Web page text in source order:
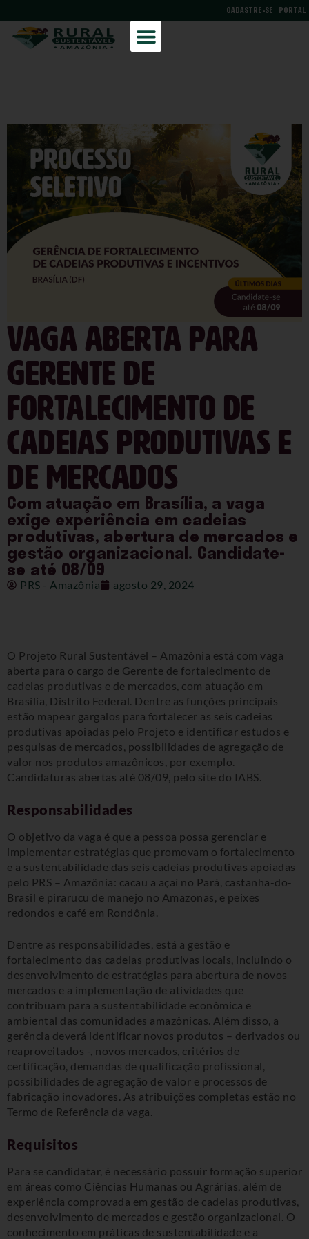
PORTAL
CADASTRE-SE
Vaga aberta para
Gerente de
fortalecimento de
cadeias produtivas e
de mercados
Com atuação em Brasília, a vaga
exige experiência em cadeias
produtivas, abertura de mercados e
gestão organizacional. Candidate-
se até 08/09
PRS - Amazônia agosto 29, 2024
O Projeto Rural Sustentável – Amazônia está com vaga
aberta para o cargo de Gerente de fortalecimento de
cadeias produtivas e de mercados, com atuação em
Brasília, Distrito Federal. Dentre as funções principais
estão mapear gargalos para fortalecer as seis cadeias
produtivas apoiadas pelo Projeto e identificar estudos e
pesquisas de mercados, possibilidades de agregação de
valor nos produtos amazônicos, por exemplo.
Candidaturas abertas até 08/09, pelo site do IABS.
Responsabilidades
O objetivo da vaga é que a pessoa possa gerenciar e
implementar estratégias que promovam o fortalecimento
e a sustentabilidade das seis cadeias produtivas apoiadas
pelo PRS – Amazônia: cacau a açaí no Pará, castanha-do-
Brasil e pirarucu de manejo no Amazonas, e peixes
redondos e café em Rondônia.
Dentre as responsabilidades, está a gestão e
fortalecimento das cadeias produtivas locais, incluindo o
desenvolvimento de estratégias para abertura de novos
mercados e a implementação de atividades que
contribuam para a sustentabilidade econômica e
ambiental das comunidades amazônicas. Além disso, a
gerência deverá identificar novos produtos – derivados ou
reaproveitados -, novos mercados, critérios de
certificação, demandas de qualificação profissional,
possibilidades de agregação de valor e processos de
fabricação inovadores. As atribuições completas estão no
Termo de Referência da vaga.
Requisitos
Para se candidatar, é necessário possuir formação superior
em áreas como Ciências Humanas ou Agrárias, além de
experiência comprovada em gestão de cadeias produtivas,
desenvolvimento de mercados e gestão organizacional. O
conhecimento em práticas de sustentabilidade e a